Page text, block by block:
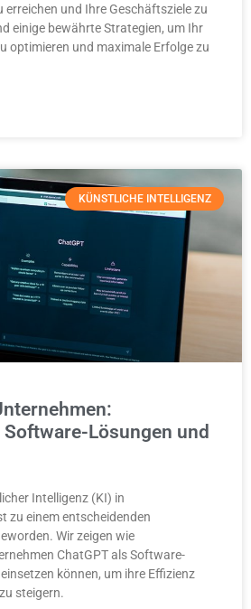
erreichen und Ihre Geschäftsziele zu
einige bewährte Strategien, um Ihr
optimieren und maximale Erfolge zu
KÜNSTLICHE INTELLIGENZ
Lösungen und
Intelligenz (KI) in
zu einem entscheidenden
Wir zeigen wie
ChatGPT als Software-
können, um ihre Effizienz
steigern.